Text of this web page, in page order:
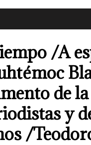
/A
de
y
/